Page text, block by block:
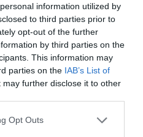
information utilized by
to third parties prior to
opt-out of the further
by third parties on the
This information may
parties on the IAB’s List of
may further disclose it to other
uses one or more Google
Opt Outs
Αυτός είναι ο
αποφεύγετε να
αεροπλάνο